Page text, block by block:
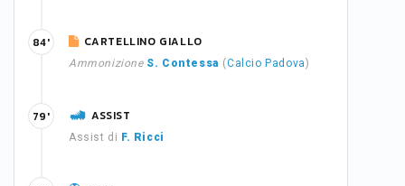
CARTELLINO GIALLO
Ammonizione S. Contessa (Calcio Padova)
84'
ASSIST
Assist di F. Ricci
79'